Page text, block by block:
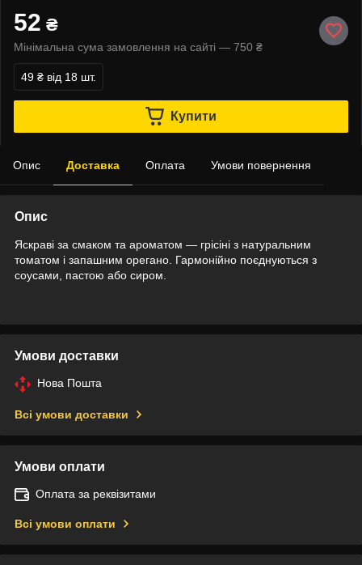
52 ₴
Мінімальна сума замовлення на сайті — 750 ₴
49 ₴ від 18 шт.
Купити
Опис Доставка Оплата Умови повернення
Опис
Яскраві за смаком та ароматом — грісіні з натуральним
томатом і запашним орегано. Гармонійно поєднуються з
соусами, пастою або сиром.
Умови доставки
Нова Пошта
Всі умови доставки
Умови оплати
Оплата за реквізитами
Всі умови оплати